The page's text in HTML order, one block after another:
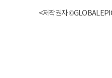
<저작권자